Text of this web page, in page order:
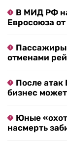
В МИД РФ
Евросоюза
Пассажиры
отменами
После
бизнес
Юные
насмерть